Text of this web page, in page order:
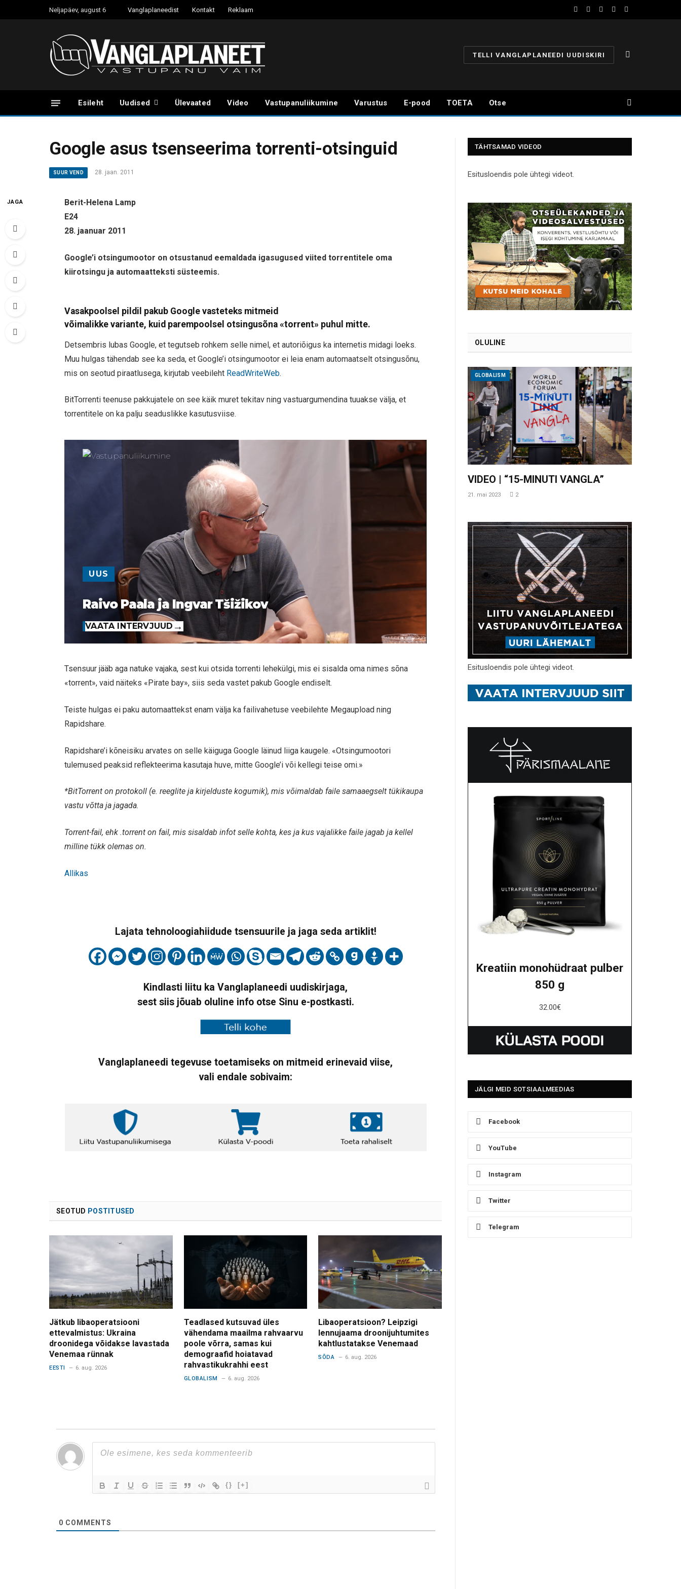
Neljapäev, august 6 Vanglaplaneedist Kontakt Reklaam
Facebook
YouTube
Instagram
X
Telegram
TELLI VANGLAPLANEEDI UUDISKIRI
Esileht Uudised Ülevaated Video Vastupanuliikumine Varustus E-pood TOETA Otse
Google asus tsenseerima torrenti-otsinguid
SUUR VEND 28. jaan. 2011
JAGA
Berit-Helena Lamp
E24
28. jaanuar 2011
Google’i otsingumootor on otsustanud eemaldada igasugused viited torrentitele oma
kiirotsingu ja automaatteksti süsteemis.
Vasakpoolsel pildil pakub Google vasteteks mitmeid
võimalikke variante, kuid parempoolsel otsingusõna «torrent» puhul mitte.
Detsembris lubas Google, et tegutseb rohkem selle nimel, et autoriõigus ka internetis midagi loeks.
Muu hulgas tähendab see ka seda, et Google’i otsingumootor ei leia enam automaatselt otsingusõnu,
mis on seotud piraatlusega, kirjutab veebileht ReadWriteWeb.
BitTorrenti teenuse pakkujatele on see käik muret tekitav ning vastuargumendina tuuakse välja, et
torrentitele on ka palju seaduslikke kasutusviise.
UUS
Raivo Paala ja Ingvar Tšižikov
VAATA INTERVJUUD
Tsensuur jääb aga natuke vajaka, sest kui otsida torrenti lehekülgi, mis ei sisalda oma nimes sõna
«torrent», vaid näiteks «Pirate bay», siis seda vastet pakub Google endiselt.
Teiste hulgas ei paku automaattekst enam välja ka failivahetuse veebilehte Megaupload ning
Rapidshare.
Rapidshare’i kõneisiku arvates on selle käiguga Google läinud liiga kaugele. «Otsingumootori
tulemused peaksid reflekteerima kasutaja huve, mitte Google’i või kellegi teise omi.»
*BitTorrent on protokoll (e. reeglite ja kirjelduste kogumik), mis võimaldab faile samaaegselt tükikaupa
vastu võtta ja jagada.
Torrent-fail, ehk .torrent on fail, mis sisaldab infot selle kohta, kes ja kus vajalikke faile jagab ja kellel
milline tükk olemas on.
Allikas
Lajata tehnoloogiahiidude tsensuurile ja jaga seda artiklit!
Kindlasti liitu ka Vanglaplaneedi uudiskirjaga,
sest siis jõuab oluline info otse Sinu e-postkasti.
Vanglaplaneedi tegevuse toetamiseks on mitmeid erinevaid viise,
vali endale sobivaim:
SEOTUD POSTITUSED
Jätkub libaoperatsiooni
ettevalmistus: Ukraina
droonidega võidakse lavastada
Venemaa rünnak
EESTI 6. aug. 2026
Teadlased kutsuvad üles
vähendama maailma rahvaarvu
poole võrra, samas kui
demograafid hoiatavad
rahvastikukrahhi eest
GLOBALISM 6. aug. 2026
Libaoperatsioon? Leipzigi
lennujaama droonijuhtumites
kahtlustatakse Venemaad
SÕDA 6. aug. 2026
{} [+]
0 COMMENTS
TÄHTSAMAD VIDEOD
Esitusloendis pole ühtegi videot.
OLULINE
GLOBALISM
VIDEO | “15-MINUTI VANGLA”
21. mai 2023 2
Esitusloendis pole ühtegi videot.
Kreatiin monohüdraat pulber
850 g
32.00€
JÄLGI MEID SOTSIAALMEEDIAS
Facebook
YouTube
Instagram
Twitter
Telegram